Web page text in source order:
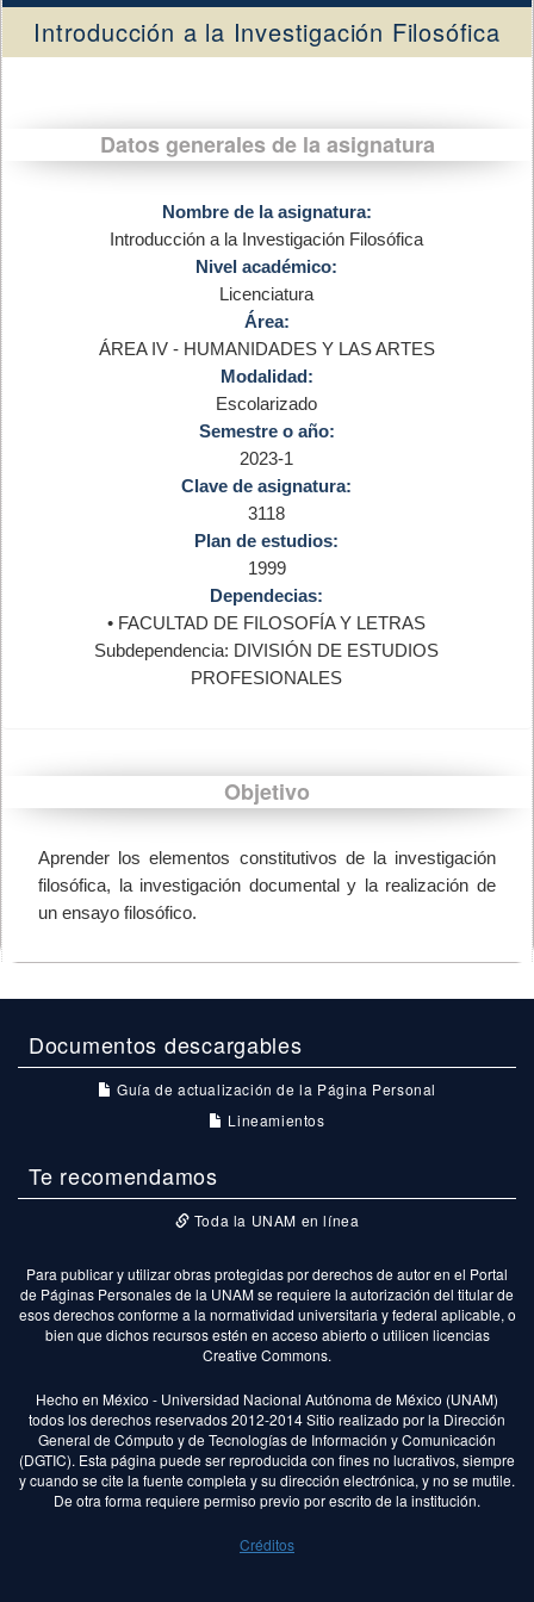
Introducción a la Investigación Filosófica
Datos generales de la asignatura
Nombre de la asignatura:
Introducción a la Investigación Filosófica
Nivel académico:
Licenciatura
Área:
ÁREA IV - HUMANIDADES Y LAS ARTES
Modalidad:
Escolarizado
Semestre o año:
2023-1
Clave de asignatura:
3118
Plan de estudios:
1999
Dependecias:
• FACULTAD DE FILOSOFÍA Y LETRAS
Subdependencia: DIVISIÓN DE ESTUDIOS
PROFESIONALES
Objetivo
Aprender los elementos constitutivos de la investigación
filosófica, la investigación documental y la realización de
un ensayo filosófico.
Documentos descargables
Guía de actualización de la Página Personal
Lineamientos
Te recomendamos
Toda la UNAM en línea
Para publicar y utilizar obras protegidas por derechos de autor en el Portal
de Páginas Personales de la UNAM se requiere la autorización del titular de
esos derechos conforme a la normatividad universitaria y federal aplicable, o
bien que dichos recursos estén en acceso abierto o utilicen licencias
Creative Commons.
Hecho en México - Universidad Nacional Autónoma de México (UNAM)
todos los derechos reservados 2012-2014 Sitio realizado por la Dirección
General de Cómputo y de Tecnologías de Información y Comunicación
(DGTIC). Esta página puede ser reproducida con fines no lucrativos, siempre
y cuando se cite la fuente completa y su dirección electrónica, y no se mutile.
De otra forma requiere permiso previo por escrito de la institución.
Créditos